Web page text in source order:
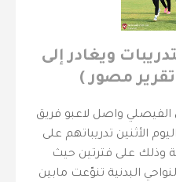
ويغادر إلى
مصور )
الفيصلي واصل لاعبو فريق
الأثنين تدريباتهم على
وذلك على فترتين حيث
البدنية تنوّعت مابين